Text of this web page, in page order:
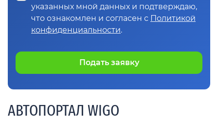
указанных мной данных и подтверждаю,
что ознакомлен и согласен с Политикой
конфиденциальности.
Подать заявку
АВТОПОРТАЛ WIGO